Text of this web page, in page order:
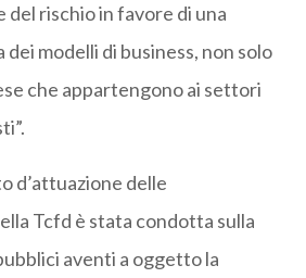
del rischio in favore di una
modelli di business, non solo
che appartengono ai settori
d’attuazione delle
Tcfd è stata condotta sulla
aventi a oggetto la